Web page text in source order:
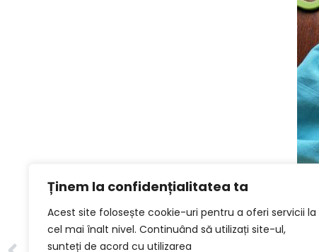
Ținem la confidențialitatea ta
Acest site folosește cookie-uri pentru a oferi servicii la
cel mai înalt nivel. Continuând să utilizați site-ul,
sunteți de acord cu utilizarea
ANTERIOR